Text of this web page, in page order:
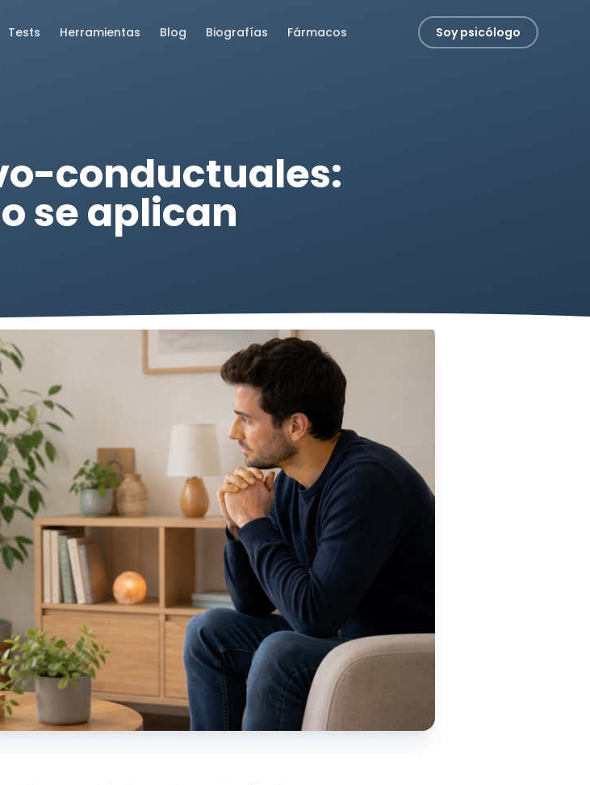
Tests Herramientas Blog Biografías Fármacos Soy psicólogo
conductuales:
se aplican